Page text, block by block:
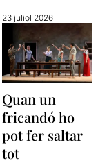
23 juliol 2026
Quan un
fricandó ho
pot fer saltar
tot